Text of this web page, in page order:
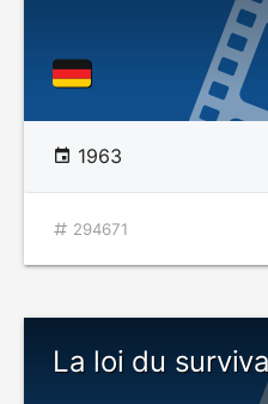
1963
294671
La loi du